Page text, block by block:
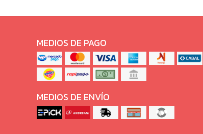
MEDIOS DE PAGO
MEDIOS DE ENVÍO